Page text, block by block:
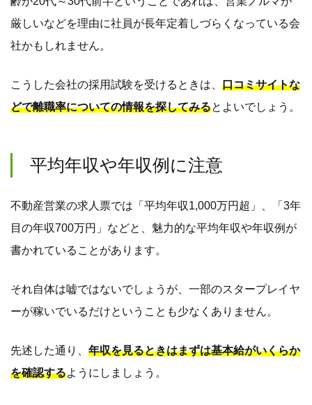
厳しいなどを理由に社員が長年定着しづらくなっている会
社かもしれません。
こうした会社の採用試験を受けるときは、 口コミサイトな
どで離職率についての情報を探してみるとよいでしょう。
平均年収や年収例に注意
不動産営業の求人票では「平均年収1,000万円超」、「3年
目の年収700万円」などと、魅力的な平均年収や年収例が
書かれていることがあります。
それ自体は嘘ではないでしょうが、一部のスタープレイヤ
ーが稼いでいるだけということも少なくありません。
先述した通り、 年収を見るときはまずは基本給がいくらか
を確認するようにしましょう。